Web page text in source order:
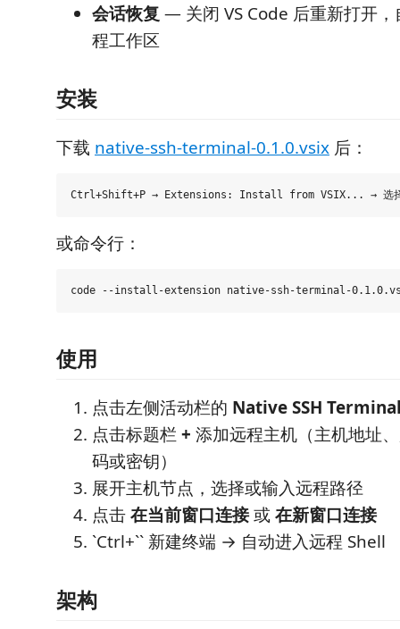
会话恢复 — 关闭 VS Code 后重新打开
程工作区
安装
下载 native-ssh-terminal-0.1.0.vsix 后：
或命令行：
使用
点击左侧活动栏的 Native SSH
点击标题栏 + 添加远程主机（主机地址
码或密钥）
展开主机节点，选择或输入远程路径
点击在当前窗口连接或在新窗口连接
`Ctrl+`` 新建终端 → 自动进入远程 Shell
架构